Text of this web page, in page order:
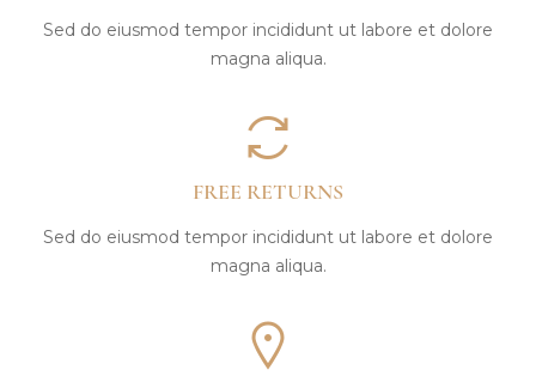
Sed do eiusmod tempor incididunt ut labore et dolore
magna aliqua.
FREE RETURNS
Sed do eiusmod tempor incididunt ut labore et dolore
magna aliqua.